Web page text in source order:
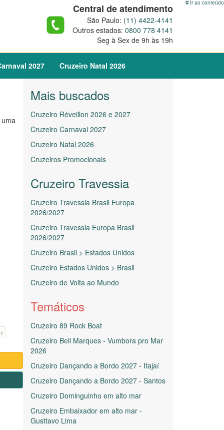
Ir ao conteúdo
Central de atendimento
São Paulo: (11) 4422-4141
Outros estados: 0800 778 4141
Seg à Sex de 9h às 19h
2027 Cruzeiro Natal 2026
Mais buscados
Cruzeiro Réveillon 2026 e 2027
Cruzeiro Carnaval 2027
Cruzeiro Natal 2026
Cruzeiros Promocionais
Cruzeiro Travessia
Cruzeiro Travessia Brasil Europa
2026/2027
Cruzeiro Travessia Europa Brasil
2026/2027
Cruzeiro Brasil > Estados Unidos
Cruzeiro Estados Unidos > Brasil
Cruzeiro de Volta ao Mundo
Temáticos
Cruzeiro 89 Rock Boat
Cruzeiro Bell Marques - Vumbora pro Mar
2026
Cruzeiro Dançando a Bordo 2027 - Itajaí
Cruzeiro Dançando a Bordo 2027 - Santos
Cruzeiro Dominguinho em alto mar
Cruzeiro Embaixador em alto mar -
Gusttavo Lima